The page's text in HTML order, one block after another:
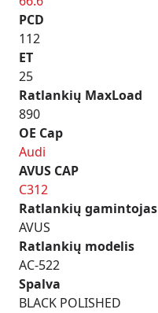
PCD
112
ET
25
Ratlankių MaxLoad
890
OE Cap
Audi
AVUS CAP
C312
Ratlankių gamintojas
AVUS
Ratlankių modelis
AC-522
Spalva
BLACK POLISHED